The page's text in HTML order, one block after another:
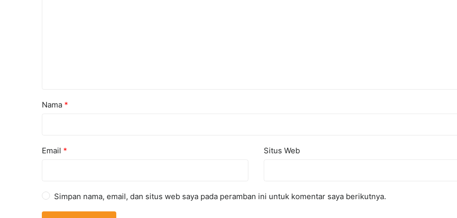
Nama *
Email * Situs Web
Simpan nama, email, dan situs web saya pada peramban ini untuk komentar saya berikutnya.